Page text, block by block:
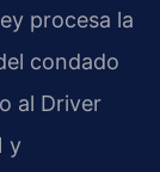
procesa la
condado
al Driver
y